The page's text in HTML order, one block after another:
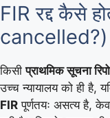
FIR रद्द कैसे
cancelled?)
किसीप्राथमिक सूचना
उच्च न्यायालय को ही है,
FIR पूर्णतयः असत्य है,